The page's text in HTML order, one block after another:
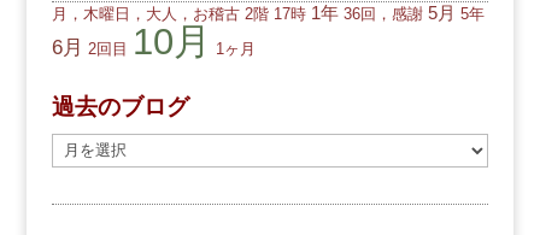
月，木曜日，大人，お稽古 2階 17時 1年 36回，感謝 5月 5年
6月 2回目 10月 1ヶ月
過去のブログ
去
の